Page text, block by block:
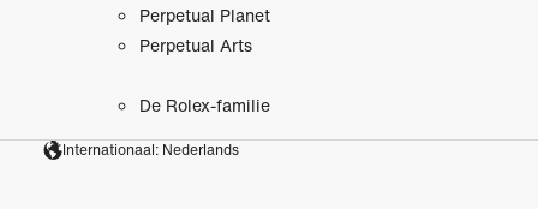
Perpetual Planet
Perpetual Arts
De Rolex-familie
Internationaal: Nederlands